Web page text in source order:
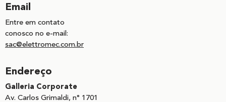
Email
Entre em contato
conosco no e-mail:
sac@elettromec.com.br
Endereço
Galleria Corporate
Av. Carlos Grimaldi, n° 1701